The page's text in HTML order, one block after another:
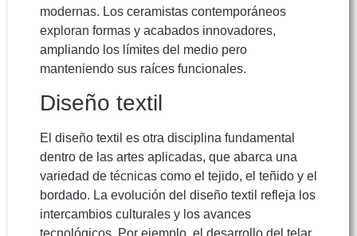
modernas. Los ceramistas contemporáneos
exploran formas y acabados innovadores,
ampliando los límites del medio pero
manteniendo sus raíces funcionales.
Diseño textil
El diseño textil es otra disciplina fundamental
dentro de las artes aplicadas, que abarca una
variedad de técnicas como el tejido, el teñido y el
bordado. La evolución del diseño textil refleja los
intercambios culturales y los avances